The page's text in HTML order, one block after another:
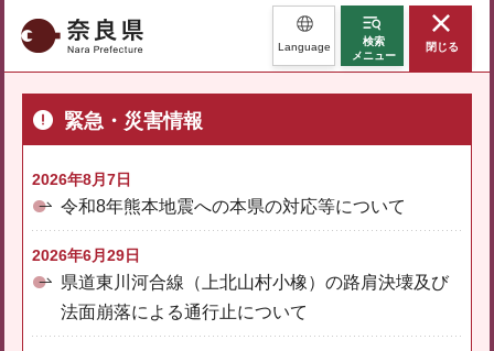
奈良県 Language
検索
メニュー
閉じる
緊急・災害情報
2026年8月7日
令和8年熊本地震への本県の対応等について
2026年6月29日
県道東川河合線（上北山村小橡）の路肩決壊及び
法面崩落による通行止について